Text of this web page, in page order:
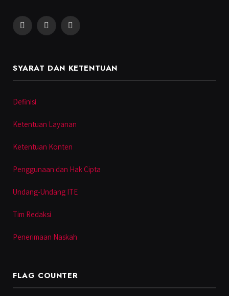
FacebookInstagramYouTube
SYARAT DAN KETENTUAN
Definisi
Ketentuan Layanan
Ketentuan Konten
Penggunaan dan Hak Cipta
Undang-Undang ITE
Tim Redaksi
Penerimaan Naskah
FLAG COUNTER